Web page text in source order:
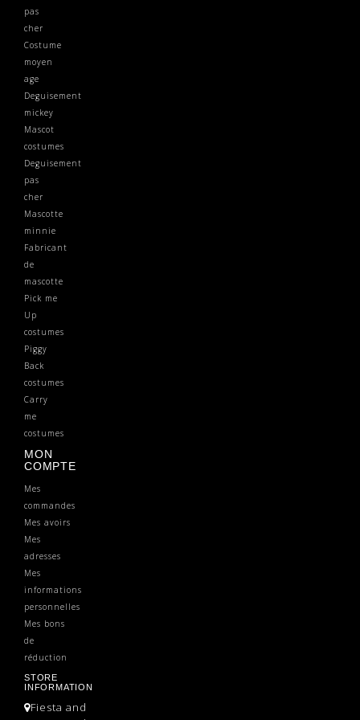
pas
cher
Costume
moyen
age
Deguisement
mickey
Mascot
costumes
Deguisement
pas
cher
Mascotte
minnie
Fabricant
de
mascotte
Pick me
Up
costumes
Piggy
Back
costumes
Carry
me
costumes
MON
COMPTE
Mes
commandes
Mes avoirs
Mes
adresses
Mes
informations
personnelles
Mes bons
de
réduction
STORE
INFORMATION
Fiesta and